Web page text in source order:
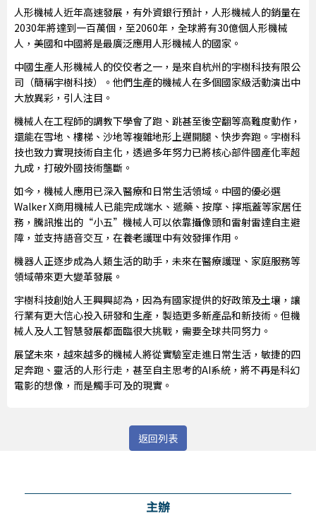
人形機械人近年高速發展，有外資銀行預計，人形機械人的銷量在
2030年將達到一百萬個，至2060年，全球將有30億個人形機械
人，美國和中國將是最廣泛應用人形機械人的國家。
中國生產人形機械人的佼佼者之一，是來自杭州的宇樹科技有限公
司（簡稱宇樹科技）。他們生產的機械人在多個國家級活動演出中
大放異彩，引人注目。
機械人在工程師的調教下學會了跑、跳甚至後空翻等高難度動作，
還能在雪地、樓梯、沙地等複雜地形上邁開腿、快步奔跑。宇樹科
技也致力實現技術自主化，透過多年努力已將核心部件國產化率超
九成，打破外國技術壟斷。
如今，機械人應用已深入醫療和日常生活領域。中國的優必選
Walker X商用機械人已能完成端水、遞藥、按摩、擰瓶蓋等家居任
務，騰訊推出的“小五”機械人可以依靠攝像頭和雷射雷達自主避
障，並支持語音交互，在養老護理中有效發揮作用。
機器人正逐步成為人類生活的助手，未來在醫療護理、家庭服務等
領域帶來更大變革發展。
宇樹科技創始人王興興認為，因為有國家提供的好政策及土壤，讓
行業有更大信心投入研發和生產，製造更多新產品和新技術。但機
械人及人工智慧發展都面臨很大挑戰，需要全球共同努力。
展望未來，越來越多的機械人將從實驗室走進日常生活，敏捷的四
足奔跑、靈活的人形行走，甚至自主思考的AI系統，將不再是科幻
電影的想像，而是觸手可及的現實。
返回列表
主辦